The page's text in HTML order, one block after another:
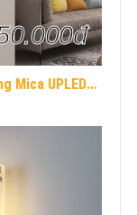
Mica UPLED